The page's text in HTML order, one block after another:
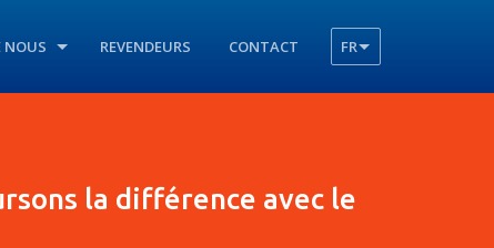
NOUS REVENDEURS CONTACT FR
la différence avec le